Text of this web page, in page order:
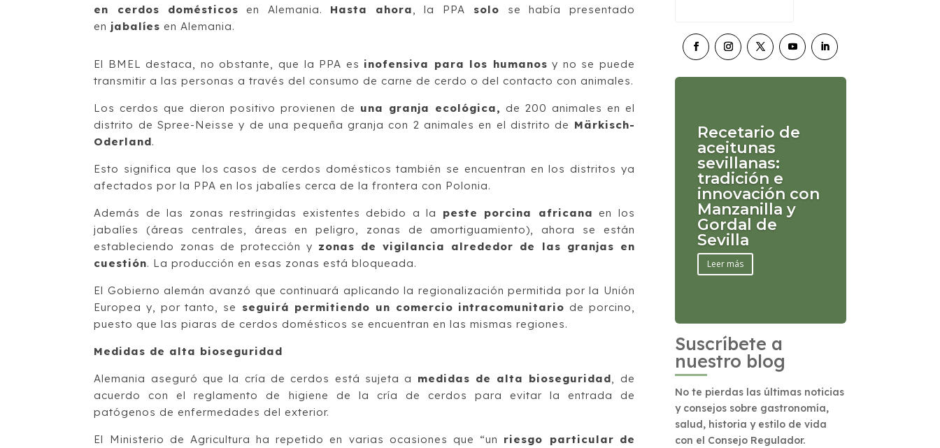
en cerdos domésticos en Alemania. Hasta ahora , la PPA solo se había presentado
en jabalíes en Alemania.
El BMEL destaca, no obstante, que la PPA es inofensiva para los humanos y no se puede
transmitir a las personas a través del consumo de carne de cerdo o del contacto con animales.
Los cerdos que dieron positivo provienen de una granja ecológica, de 200 animales en el
distrito de Spree-Neisse y de una pequeña granja con 2 animales en el distrito de Märkisch-
Oderland.
Esto significa que los casos de cerdos domésticos también se encuentran en los distritos ya
afectados por la PPA en los jabalíes cerca de la frontera con Polonia.
Además de las zonas restringidas existentes debido a la peste porcina africana en los
jabalíes (áreas centrales, áreas en peligro, zonas de amortiguamiento), ahora se están
estableciendo zonas de protección y zonas de vigilancia alrededor de las granjas en
cuestión. La producción en esas zonas está bloqueada.
El Gobierno alemán avanzó que continuará aplicando la regionalización permitida por la Unión
Europea y, por tanto, se seguirá permitiendo un comercio intracomunitario de porcino,
puesto que las piaras de cerdos domésticos se encuentran en las mismas regiones.
Medidas de alta bioseguridad
Alemania aseguró que la cría de cerdos está sujeta a medidas de alta bioseguridad , de
acuerdo con el reglamento de higiene de la cría de cerdos para evitar la entrada de
patógenos de enfermedades del exterior.
El Ministerio de Agricultura ha repetido en varias ocasiones que “un riesgo particular de
Recetario de
aceitunas
sevillanas:
tradición e
innovación con
Manzanilla y
Gordal de
Sevilla
Leer más
Suscríbete a
nuestro blog
No te pierdas las últimas noticias
y consejos sobre gastronomía,
salud, historia y estilo de vida
con el Consejo Regulador.